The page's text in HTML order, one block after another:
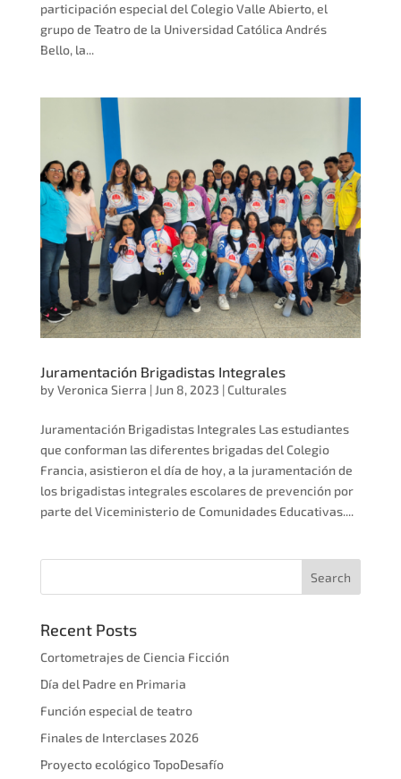
participación especial del Colegio Valle Abierto, el
grupo de Teatro de la Universidad Católica Andrés
Bello, la...
Juramentación Brigadistas Integrales
by Veronica Sierra | Jun 8, 2023 |Culturales
Juramentación Brigadistas Integrales Las estudiantes
que conforman las diferentes brigadas del Colegio
Francia, asistieron el día de hoy, a la juramentación de
los brigadistas integrales escolares de prevención por
parte del Viceministerio de Comunidades Educativas....
Recent Posts
Cortometrajes de Ciencia Ficción
Día del Padre en Primaria
Función especial de teatro
Finales de Interclases 2026
Proyecto ecológico TopoDesafío